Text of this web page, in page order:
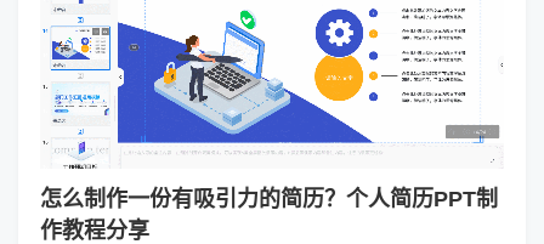
怎么制作一份有吸引力的简历？个人简历PPT制
作教程分享